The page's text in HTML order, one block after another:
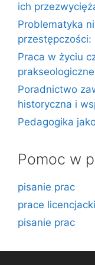
ich
Problematyka
Praca w życiu
prakseologiczne
Poradnictwo
historyczna i
Pedagogika
Pomoc w
pisanie prac
prace
pisanie prac